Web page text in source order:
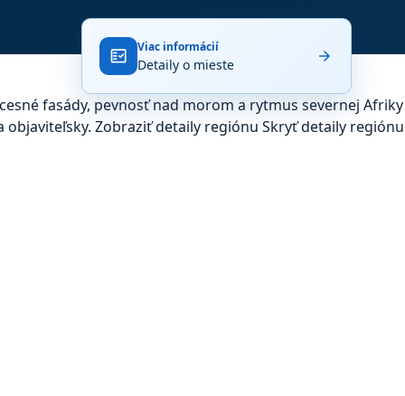
fact_check Viac informácií
Detaily o mieste arrow_forward
fasády, pevnosť nad morom a rytmus severnej Afriky
objaviteľsky. Zobraziť detaily regiónu Skryť detaily regiónu